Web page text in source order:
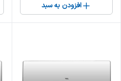
افزودن به سبد